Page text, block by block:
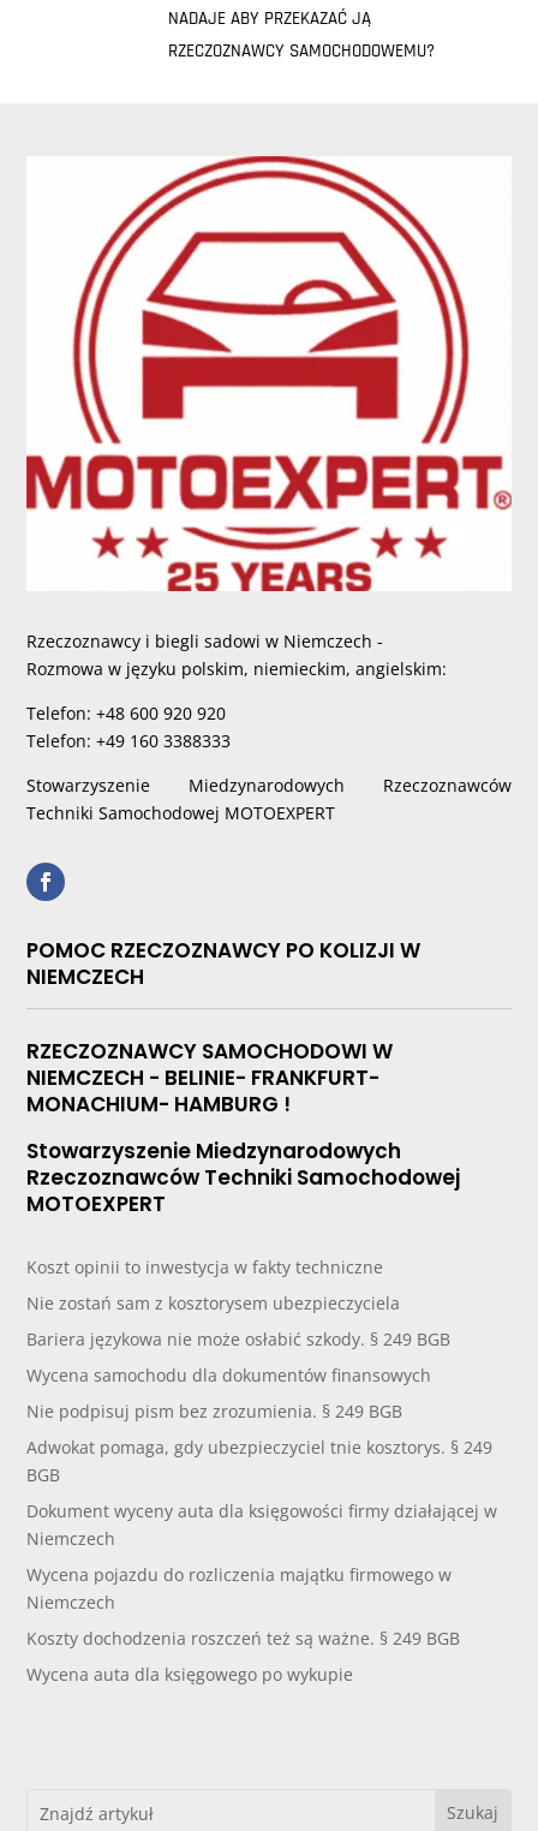
NADAJE ABY PRZEKAZAĆ JĄ
RZECZOZNAWCY SAMOCHODOWEMU?
Rzeczoznawcy i biegli sadowi w Niemczech -
Rozmowa w języku polskim, niemieckim, angielskim:
Telefon: +48 600 920 920
Telefon: +49 160 3388333
Stowarzyszenie Miedzynarodowych Rzeczoznawców
Techniki Samochodowej MOTOEXPERT
POMOC RZECZOZNAWCY PO KOLIZJI W
NIEMCZECH
RZECZOZNAWCY SAMOCHODOWI W
NIEMCZECH - BELINIE- FRANKFURT-
MONACHIUM- HAMBURG !
Stowarzyszenie Miedzynarodowych
Rzeczoznawców Techniki Samochodowej
MOTOEXPERT
Koszt opinii to inwestycja w fakty techniczne
Nie zostań sam z kosztorysem ubezpieczyciela
Bariera językowa nie może osłabić szkody. § 249 BGB
Wycena samochodu dla dokumentów finansowych
Nie podpisuj pism bez zrozumienia. § 249 BGB
Adwokat pomaga, gdy ubezpieczyciel tnie kosztorys. § 249
BGB
Dokument wyceny auta dla księgowości firmy działającej w
Niemczech
Wycena pojazdu do rozliczenia majątku firmowego w
Niemczech
Koszty dochodzenia roszczeń też są ważne. § 249 BGB
Wycena auta dla księgowego po wykupie